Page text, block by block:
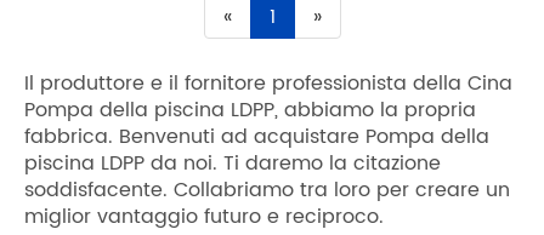
« 1 »
Il produttore e il fornitore professionista della Cina
Pompa della piscina LDPP, abbiamo la propria
fabbrica. Benvenuti ad acquistare Pompa della
piscina LDPP da noi. Ti daremo la citazione
soddisfacente. Collabriamo tra loro per creare un
miglior vantaggio futuro e reciproco.